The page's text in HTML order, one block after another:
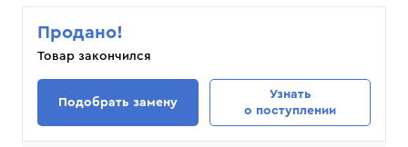
Продано!
Товар закончился
Подобрать замену
Узнать
о поступлении